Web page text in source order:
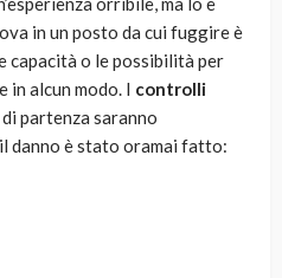
in un posto da cui fuggire è
capacità o le possibilità per
in alcun modo. I controlli
di partenza saranno
danno è stato oramai fatto: